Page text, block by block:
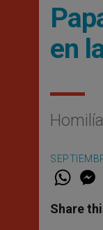
en
W
t
s
Share